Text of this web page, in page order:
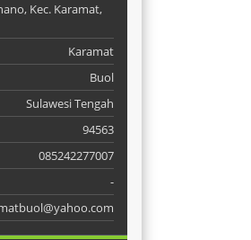
Kec. Karamat,
Karamat
Buol
Sulawesi Tengah
94563
085242277007
-